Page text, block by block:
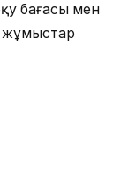
бағасы мен
жұмыстар